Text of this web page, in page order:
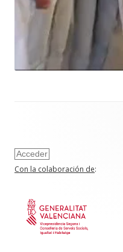
Acceder
Con la colaboración de: